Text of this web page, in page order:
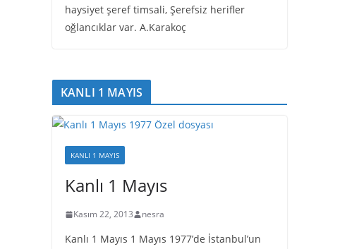
haysiyet şeref timsali, Şerefsiz herifler
oğlancıklar var. A.Karakoç
KANLI 1 MAYIS
KANLI 1 MAYIS
Kanlı 1 Mayıs
Kasım 22, 2013 nesra
Kanlı 1 Mayıs 1 Mayıs 1977’de İstanbul’un